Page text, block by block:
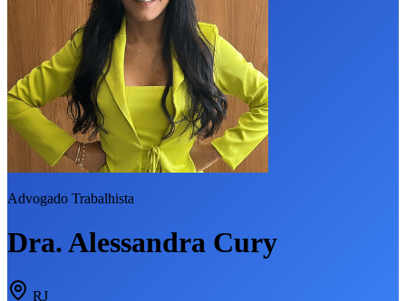
Advogado Trabalhista
Dra. Alessandra Cury
RJ